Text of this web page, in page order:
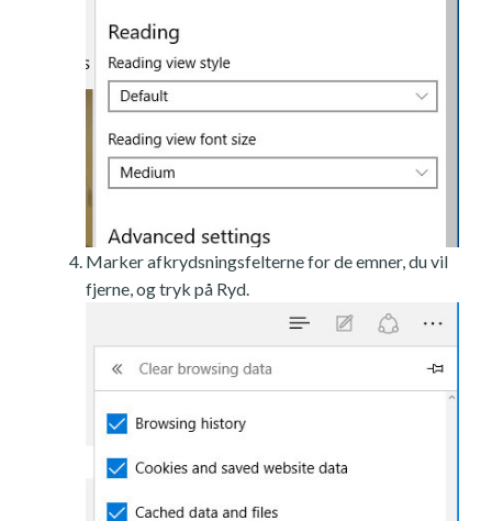
Marker afkrydsningsfelterne for de emner, du vil
fjerne, og tryk på Ryd.